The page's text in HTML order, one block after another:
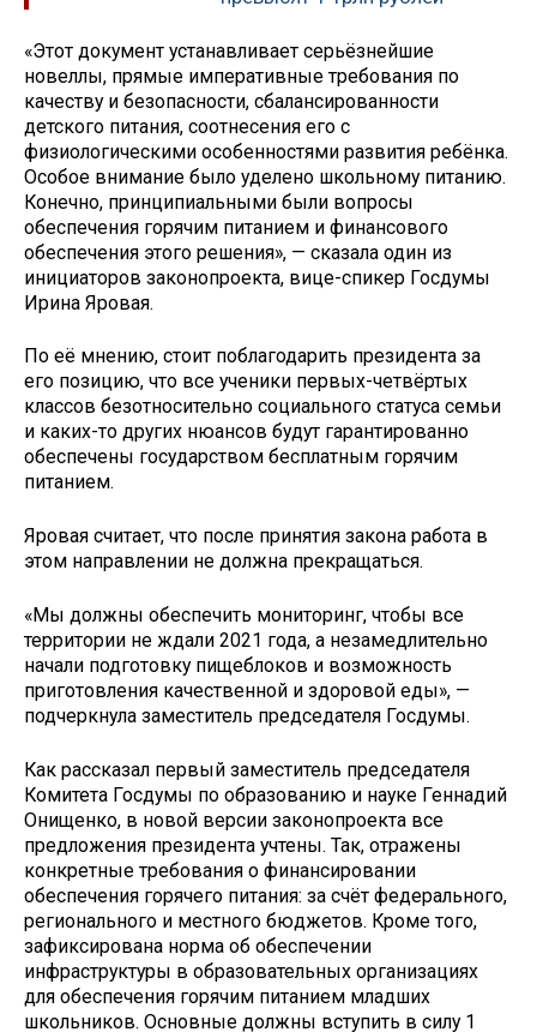
«Этот документ устанавливает серьёзнейшие
новеллы, прямые императивные требования по
качеству и безопасности, сбалансированности
детского питания, соотнесения его с
физиологическими особенностями развития ребёнка.
Особое внимание было уделено школьному питанию.
Конечно, принципиальными были вопросы
обеспечения горячим питанием и финансового
обеспечения этого решения», — сказала один из
инициаторов законопроекта, вице-спикер Госдумы
Ирина Яровая.
По её мнению, стоит поблагодарить президента за
его позицию, что все ученики первых-четвёртых
классов безотносительно социального статуса семьи
и каких-то других нюансов будут гарантированно
обеспечены государством бесплатным горячим
питанием.
Яровая считает, что после принятия закона работа в
этом направлении не должна прекращаться.
«Мы должны обеспечить мониторинг, чтобы все
территории не ждали 2021 года, а незамедлительно
начали подготовку пищеблоков и возможность
приготовления качественной и здоровой еды», —
подчеркнула заместитель председателя Госдумы.
Как рассказал первый заместитель председателя
Комитета Госдумы по образованию и науке Геннадий
Онищенко, в новой версии законопроекта все
предложения президента учтены. Так, отражены
конкретные требования о финансировании
обеспечения горячего питания: за счёт федерального,
регионального и местного бюджетов. Кроме того,
зафиксирована норма об обеспечении
инфраструктуры в образовательных организациях
для обеспечения горячим питанием младших
школьников. Основные должны вступить в силу 1